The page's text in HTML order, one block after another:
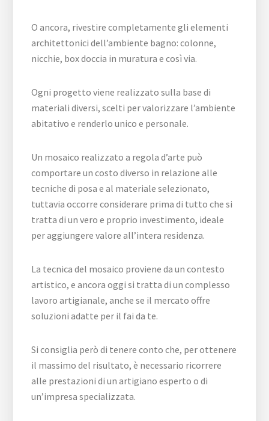
O ancora, rivestire completamente gli elementi
architettonici dell’ambiente bagno: colonne,
nicchie, box doccia in muratura e così via.
Ogni progetto viene realizzato sulla base di
materiali diversi, scelti per valorizzare l’ambiente
abitativo e renderlo unico e personale.
Un mosaico realizzato a regola d’arte può
comportare un costo diverso in relazione alle
tecniche di posa e al materiale selezionato,
tuttavia occorre considerare prima di tutto che si
tratta di un vero e proprio investimento, ideale
per aggiungere valore all’intera residenza.
La tecnica del mosaico proviene da un contesto
artistico, e ancora oggi si tratta di un complesso
lavoro artigianale, anche se il mercato offre
soluzioni adatte per il fai da te.
Si consiglia però di tenere conto che, per ottenere
il massimo del risultato, è necessario ricorrere
alle prestazioni di un artigiano esperto o di
un’impresa specializzata.